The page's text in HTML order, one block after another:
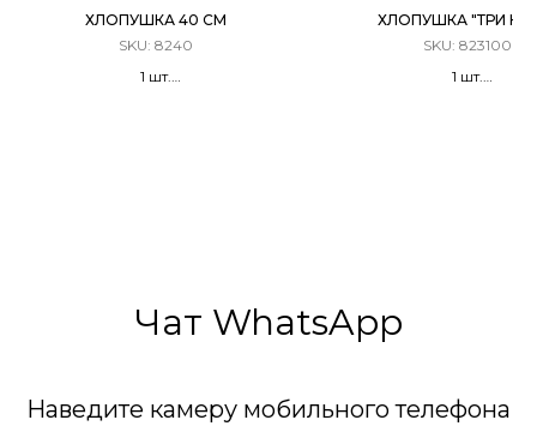
ХЛОПУШКА 40 СМ
SKU: 8240
1 шт.
ХЛОПУШКА "ТРИ
SKU: 823100
1 шт.
Чат WhatsApp
Наведите камеру мобильного телефона